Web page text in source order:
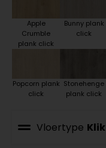
Apple
Crumble
plank click
Bunny plank
click
Popcorn plank
click
Stonehenge
plank click
Vloertype Klik